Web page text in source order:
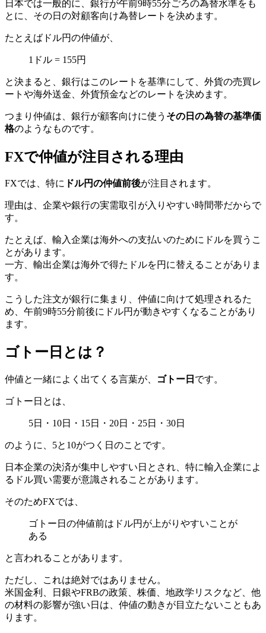
日本では一般的に、銀行が午前9時55分ごろの為替水準をも
とに、その日の対顧客向け為替レートを決めます。
たとえばドル円の仲値が、
1ドル = 155円
と決まると、銀行はこのレートを基準にして、外貨の売買レ
ートや海外送金、外貨預金などのレートを決めます。
つまり仲値は、銀行が顧客向けに使う その日の為替の基準価
格のようなものです。
FXで仲値が注目される理由
FXでは、特に ドル円の仲値前後が注目されます。
理由は、企業や銀行の実需取引が入りやすい時間帯だからで
す。
たとえば、輸入企業は海外への支払いのためにドルを買うこ
とがあります。
一方、輸出企業は海外で得たドルを円に替えることがありま
す。
こうした注文が銀行に集まり、仲値に向けて処理されるた
め、午前9時55分前後にドル円が動きやすくなることがあり
ます。
ゴトー日とは？
仲値と一緒によく出てくる言葉が、 ゴトー日 です。
ゴトー日とは、
5日・10日・15日・20日・25日・30日
のように、5と10がつく日のことです。
日本企業の決済が集中しやすい日とされ、特に輸入企業によ
るドル買い需要が意識されることがあります。
そのためFXでは、
ゴトー日の仲値前はドル円が上がりやすいことが
ある
と言われることがあります。
ただし、これは絶対ではありません。
米国金利、日銀やFRBの政策、株価、地政学リスクなど、他
の材料の影響が強い日は、仲値の動きが目立たないこともあ
ります。